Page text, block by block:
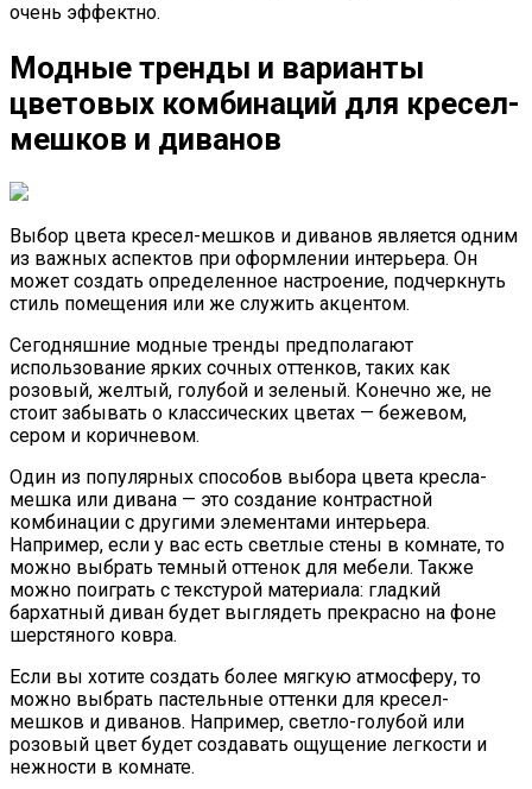
очень эффектно.
Модные тренды и варианты
цветовых комбинаций для кресел-
мешков и диванов
Выбор цвета кресел-мешков и диванов является одним
из важных аспектов при оформлении интерьера. Он
может создать определенное настроение, подчеркнуть
стиль помещения или же служить акцентом.
Сегодняшние модные тренды предполагают
использование ярких сочных оттенков, таких как
розовый, желтый, голубой и зеленый. Конечно же, не
стоит забывать о классических цветах — бежевом,
сером и коричневом.
Один из популярных способов выбора цвета кресла-
мешка или дивана — это создание контрастной
комбинации с другими элементами интерьера.
Например, если у вас есть светлые стены в комнате, то
можно выбрать темный оттенок для мебели. Также
можно поиграть с текстурой материала: гладкий
бархатный диван будет выглядеть прекрасно на фоне
шерстяного ковра.
Если вы хотите создать более мягкую атмосферу, то
можно выбрать пастельные оттенки для кресел-
мешков и диванов. Например, светло-голубой или
розовый цвет будет создавать ощущение легкости и
нежности в комнате.